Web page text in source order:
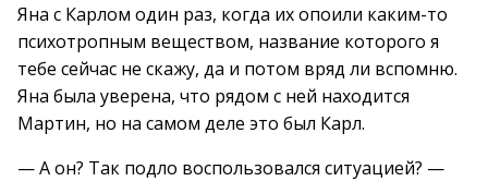
Яна с Карлом один раз, когда их опоили каким-то
психотропным веществом, название которого я
тебе сейчас не скажу, да и потом вряд ли вспомню.
Яна была уверена, что рядом с ней находится
Мартин, но на самом деле это был Карл.
— А он? Так подло воспользовался ситуацией? —